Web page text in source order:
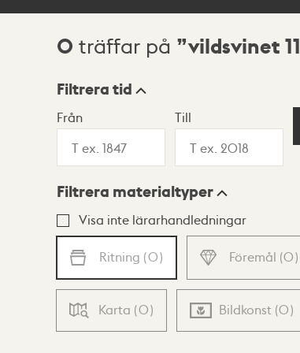
Sökresultat
0 träffar på vildsvinet 11
Visningsläge
Lista Karta
Filtrera tid
Från Till
Filtrera materialtyper
Visa inte lärarhandledningar
Ritning (0) Föremål (0)
Karta (0) Bildkonst (0)